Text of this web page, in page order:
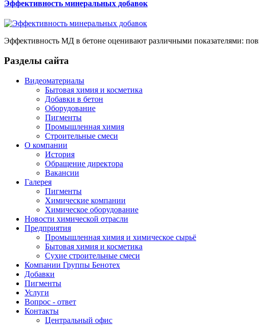
Эффективность минеральных добавок
Эффективность МД в бетоне оценивают различными показателями:
Разделы сайта
Видеоматериалы
Бытовая химия и косметика
Добавки в бетон
Оборудование
Пигменты
Промышленная химия
Строительные смеси
О компании
История
Обращение директора
Вакансии
Галерея
Пигменты
Химические компании
Химическое оборудование
Новости химической отрасли
Предприятия
Промышленная химия и химическое сырьё
Бытовая химия и косметика
Сухие строительные смеси
Компании Группы Бенотех
Добавки
Пигменты
Услуги
Вопрос - ответ
Контакты
Центральный офис